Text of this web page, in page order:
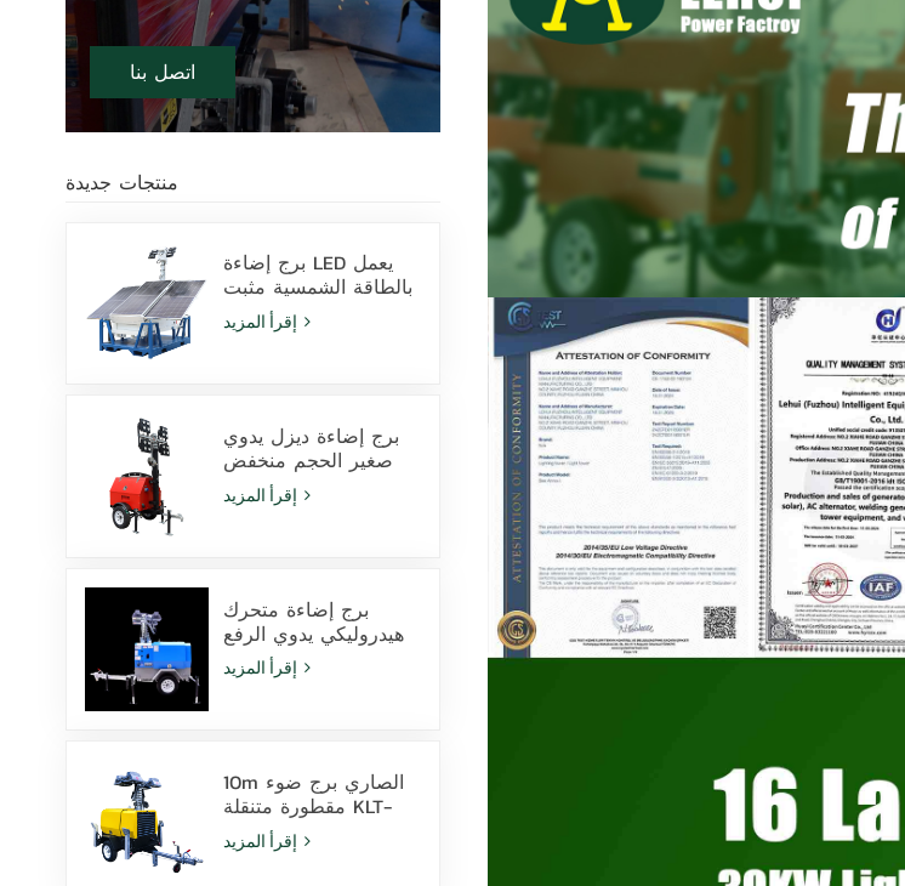
اتصل بنا
منتجات جديدة
برج إضاءة LED يعمل
بالطاقة الشمسية مثبت
على قاعدة انزلاقية،
مزود بمصابيح LED
برج إضاءة ديزل يدوي
صغير الحجم منخفض
مصابيح هاليد معدنية
برج إضاءة متحرك
هيدروليكي يدوي الرفع
بارتفاع 9 أمتار مزود
بمصابيح LED ومصابيح
10m الصاري برج ضوء
مقطورة متنقلة KLT-
10000V المراقبة